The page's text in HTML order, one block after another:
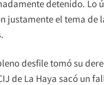
detenido. Lo
justamente el tema
desfile tomó su
de La Haya sacó un